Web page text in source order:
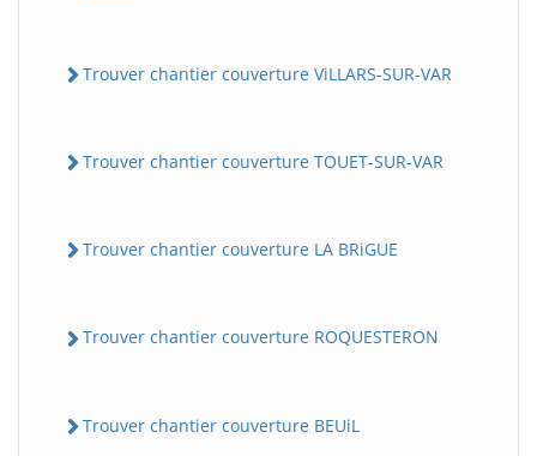
Trouver chantier couverture ViLLARS-SUR-VAR
Trouver chantier couverture TOUET-SUR-VAR
Trouver chantier couverture LA BRiGUE
Trouver chantier couverture ROQUESTERON
Trouver chantier couverture BEUiL